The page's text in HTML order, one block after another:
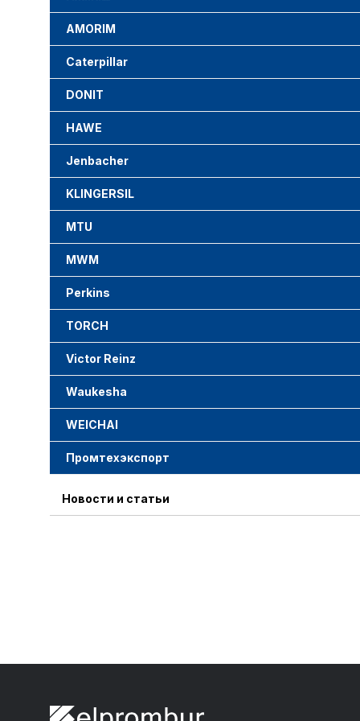
AMORIM
Caterpillar
DONIT
HAWE
Jenbacher
KLINGERSIL
MTU
MWM
Perkins
TORCH
Victor Reinz
Waukesha
WEICHAI
Промтехэкспорт
Новости и статьи